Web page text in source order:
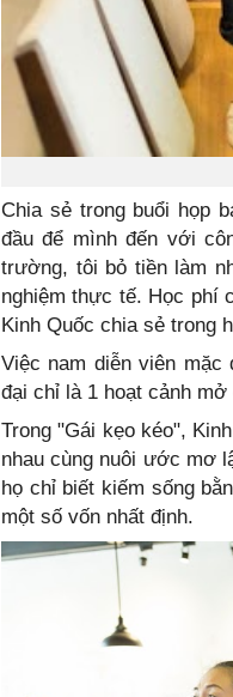
Chia sẻ trong buổi họp
đầu để mình đến với
trường, tôi bỏ tiền làm
nghiệm thực tế. Học phí
Kinh Quốc chia sẻ trong
Việc nam diễn viên mặc
đại chỉ là 1 hoạt cảnh
Trong "Gái kẹo kéo",
nhau cùng nuôi ước mơ
họ chỉ biết kiếm sống
một số vốn nhất định.